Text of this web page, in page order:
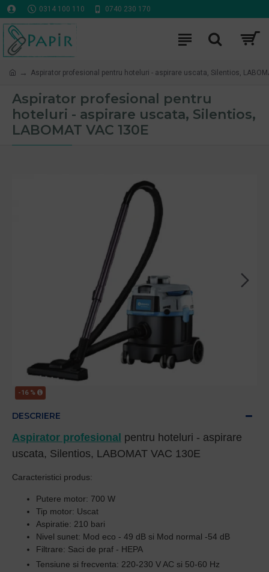
0314 100 110 0740 230 170
Aspirator profesional pentru hoteluri - aspirare uscata, Silentios,
Aspirator profesional pentru
hoteluri - aspirare uscata, Silentios,
LABOMAT VAC 130E
-16 %
DESCRIERE
Aspirator profesional pentru hoteluri - aspirare
uscata, Silentios, LABOMAT VAC 130E
Caracteristici produs:
Putere motor: 700 W
Tip motor: Uscat
Aspiratie: 210 bari
Nivel sunet: Mod eco - 49 dB si Mod normal -54 dB
Filtrare: Saci de praf - HEPA
Tensiune si frecventa: 220-230 V AC si 50-60 Hz